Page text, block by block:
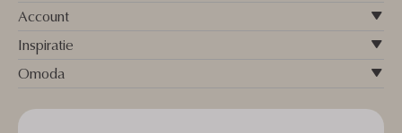
Account
Inspiratie
Omoda